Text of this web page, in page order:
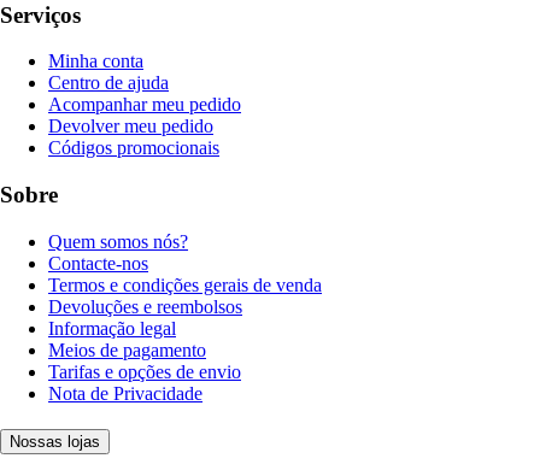
Serviços
Minha conta
Centro de ajuda
Acompanhar meu pedido
Devolver meu pedido
Códigos promocionais
Sobre
Quem somos nós?
Contacte-nos
Termos e condições gerais de venda
Devoluções e reembolsos
Informação legal
Meios de pagamento
Tarifas e opções de envio
Nota de Privacidade
Nossas lojas